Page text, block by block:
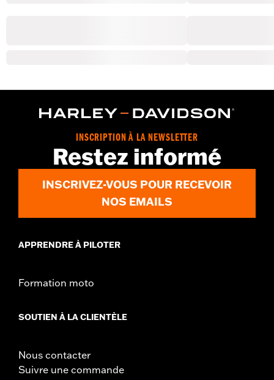
INSCRIPTION À LA NEWSLETTER
Restez informé
INSCRIVEZ-VOUS POUR RECEVOIR
NOS EMAILS
APPRENDRE À PILOTER
Formation moto
SOUTIEN À LA CLIENTÈLE
Nous contacter
Suivre une commande